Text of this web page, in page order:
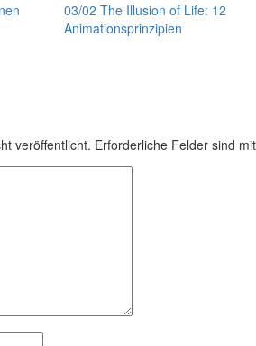
03/02 The Illusion of Life: 12
Animationsprinzipien
veröffentlicht. Erforderliche Felder sind mit